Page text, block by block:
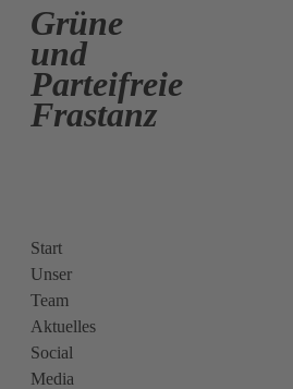
Grüne
und
Parteifreie
Frastanz
Start
Unser
Team
Aktuelles
Social
Media